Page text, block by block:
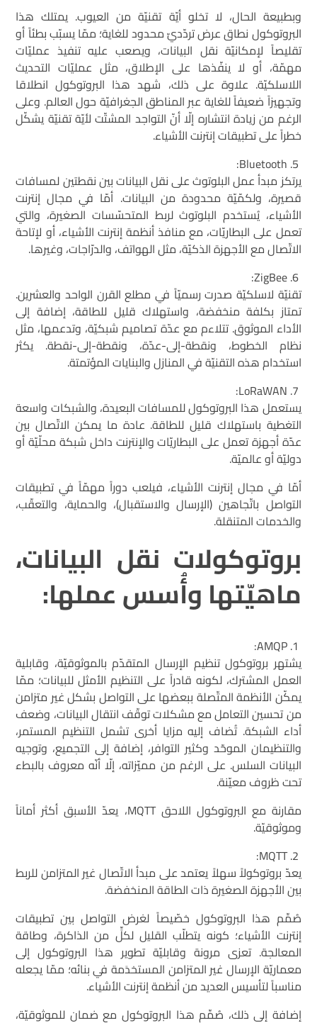
وبطبيعة الحال، لا تخلو أيّة تقنيّة من العيوب. يمتلك هذا
البروتوكول نطاق عرض تردّديّ محدود للغاية؛ ممّا يسبّب بطئاً أو
تقليصاً لإمكانيّة نقل البيانات، ويصعب عليه تنفيذ عمليّات
مهمّة، أو لا ينفّذها على الإطلاق، مثل عمليّات التحديث
اللاسلكيّة. علاوة على ذلك، شهد هذا البروتوكول انطلاقا
وتجهيزاً ضعيفاً للغاية عبر المناطق الجغرافيّة حول العالم. وعلى
الرغم من زيادة انتشاره إلّا أنّ التواجد المشتّت لأيّة تقنيّة يشكّل
خطراً على تطبيقات إنترنت الأشياء.
Bluetooth:
يرتكز مبدأ عمل البلوتوث على نقل البيانات بين نقطتين لمسافات
قصيرة، ولكمّيّة محدودة من البيانات. أمّا في مجال إنترنت
الأشياء، يُستخدم البلوتوث لربط المتحسّسات الصغيرة، والتي
تعمل على البطاريّات، مع منافذ أنظمة إنترنت الأشياء، أو لإتاحة
الاتّصال مع الأجهزة الذكيّة، مثل الهواتف، والدرّاجات، وغيرها.
ZigBee:
تقنيّة لاسلكيّة صدرت رسميّاً في مطلع القرن الواحد والعشرين.
تمتاز بكلفة منخفضة، واستهلاك قليل للطاقة، إضافة إلى
الأداء الموثوق. تتلاءم مع عدّة تصاميم شبكيّة، وتدعمها، مثل
نظام الخطوط، ونقطة-إلى-عدّة، ونقطة-إلى-نقطة. يكثر
استخدام هذه التقنيّة في المنازل والبنايات المؤتمتة.
LoRaWAN:
يستعمل هذا البروتوكول للمسافات البعيدة، والشبكات واسعة
التغطية باستهلاك قليل للطاقة. عادة ما يمكن الاتّصال بين
عدّة أجهزة تعمل على البطاريّات والإنترنت داخل شبكة محلّيّة أو
دوليّة أو عالميّة.
أمّا في مجال إنترنت الأشياء، فيلعب دوراً مهمّاً في تطبيقات
التواصل باتّجاهين (الإرسال والاستقبال)، والحماية، والتعقّب،
والخدمات المتنقلة.
بروتوكولات نقل البيانات،
ماهيّتها وأُسس عملها:
AMQP:
يشتهر بروتوكول تنظيم الإرسال المتقدّم بالموثوقيّة، وقابلية
العمل المشترك، لكونه قادراً على التنظيم الأمثل للبيانات؛ ممّا
يمكّن الأنظمة المتّصلة ببعضها على التواصل بشكل غير متزامن
من تحسين التعامل مع مشكلات توقّف انتقال البيانات، وضعف
أداء الشبكة. تُضاف إليه مزايا أخرى تشمل التنظيم المستمر،
والتنظيمان الموحّد وكثير التوافر، إضافة إلى التجميع، وتوجيه
البيانات السلس. على الرغم من مميّزاته، إلّا أنّه معروف بالبطء
تحت ظروف معيّنة.
مقارنة مع البروتوكول اللاحق MQTT، يعدّ الأسبق أكثر أماناً
وموثوقيّة.
MQTT:
يعدّ بروتوكولاً سهلاً يعتمد على مبدأ الاتّصال غير المتزامن للربط
بين الأجهزة الصغيرة ذات الطاقة المنخفضة.
صُمِّم هذا البروتوكول خصّيصاً لغرض التواصل بين تطبيقات
إنترنت الأشياء؛ كونه يتطلّب القليل لكلٍّ من الذاكرة، وطاقة
المعالجة. تعزى مرونة وقابليّة تطوير هذا البروتوكول إلى
معماريّة الإرسال غير المتزامن المستخدَمة في بنائه؛ ممّا يجعله
مناسباً لتأسيس العديد من أنظمة إنترنت الأشياء.
إضافة إلى ذلك، صُمِّم هذا البروتوكول مع ضمان للموثوقيّة،